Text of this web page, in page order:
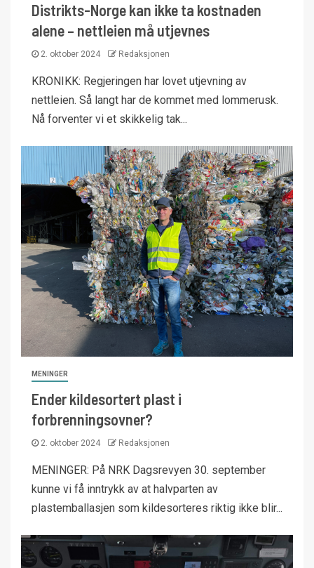
Distrikts-Norge kan ikke ta kostnaden
alene – nettleien må utjevnes
2. oktober 2024 Redaksjonen
KRONIKK: Regjeringen har lovet utjevning av
nettleien. Så langt har de kommet med lommerusk.
Nå forventer vi et skikkelig tak...
MENINGER
Ender kildesortert plast i
forbrenningsovner?
2. oktober 2024 Redaksjonen
MENINGER: På NRK Dagsrevyen 30. september
kunne vi få inntrykk av at halvparten av
plastemballasjen som kildesorteres riktig ikke blir...